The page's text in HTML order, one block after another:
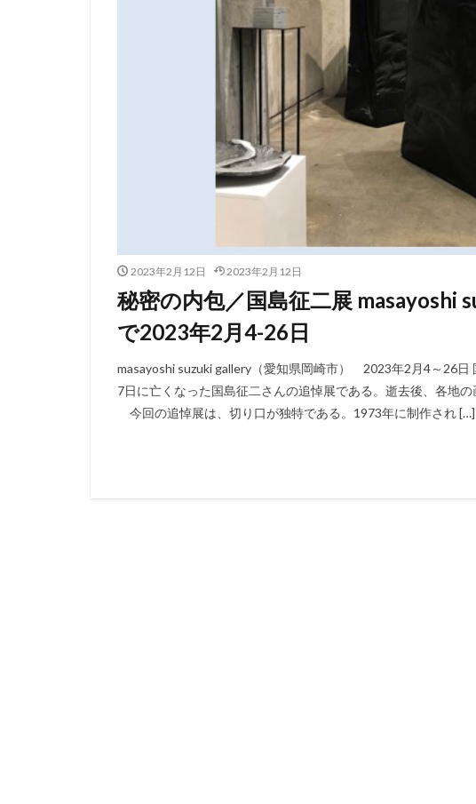
2023年2月12日 2023年2月12日
秘密の内包／国島征二展 masayoshi
で2023年2月4-26日
masayoshi suzuki gallery（愛知県岡崎市） 2023年2月4～26
7日に亡くなった国島征二さんの追悼展である。逝去後、各地
今回の追悼展は、切り口が独特である。1973年に制作され […]